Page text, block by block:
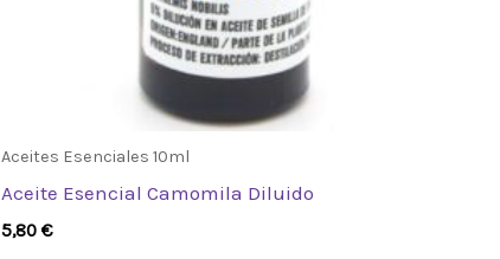
Aceites Esenciales 10ml
Aceite Esencial Camomila Diluido
5,80€